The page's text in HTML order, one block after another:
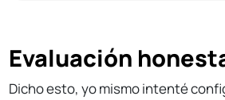
Evaluación
Dicho esto, yo mismo intenté